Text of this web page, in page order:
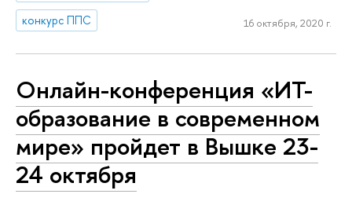
конкурс ППС
16 октября, 2020 г.
Онлайн-конференция «ИТ-
образование в современном
мире» пройдет в Вышке 23-
24 октября